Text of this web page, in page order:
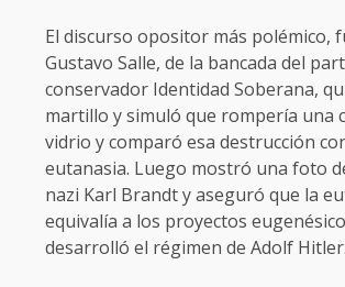
El discurso opositor más polémico,
Gustavo Salle, de la bancada del
conservador Identidad Soberana,
martillo y simuló que rompería una
vidrio y comparó esa destrucción
eutanasia. Luego mostró una foto
nazi Karl Brandt y aseguró que la
equivalía a los proyectos
desarrolló el régimen de Adolf Hitler.